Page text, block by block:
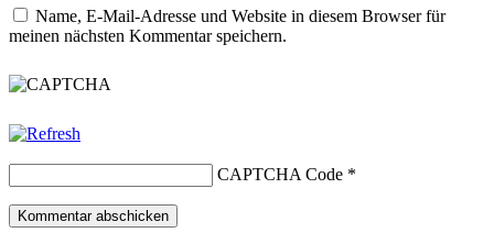
Name, E-Mail-Adresse und Website in diesem Browser für
meinen nächsten Kommentar speichern.
CAPTCHA Code *